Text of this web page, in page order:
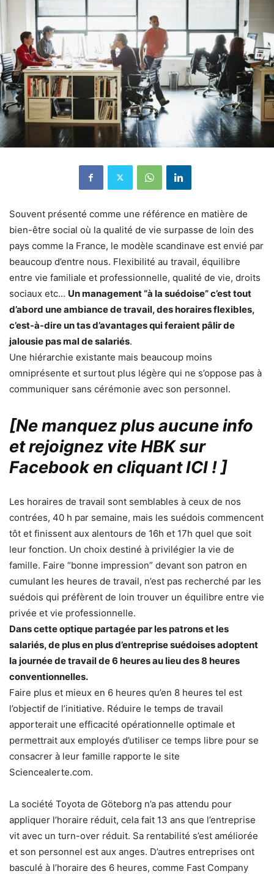
Souvent présenté comme une référence en matière de
bien-être social où la qualité de vie surpasse de loin des
pays comme la France, le modèle scandinave est envié par
beaucoup d’entre nous. Flexibilité au travail, équilibre
entre vie familiale et professionnelle, qualité de vie, droits
sociaux etc… Un management “à la suédoise” c’est tout
d’abord une ambiance de travail, des horaires flexibles,
c’est-à-dire un tas d’avantages qui feraient pâlir de
jalousie pas mal de salariés.
Une hiérarchie existante mais beaucoup moins
omniprésente et surtout plus légère qui ne s’oppose pas à
communiquer sans cérémonie avec son personnel.
[Ne manquez plus aucune info
et rejoignez vite HBK sur
Facebook en cliquant ICI !]
Les horaires de travail sont semblables à ceux de nos
contrées, 40 h par semaine, mais les suédois commencent
tôt et finissent aux alentours de 16h et 17h quel que soit
leur fonction. Un choix destiné à privilégier la vie de
famille. Faire “bonne impression” devant son patron en
cumulant les heures de travail, n’est pas recherché par les
suédois qui préfèrent de loin trouver un équilibre entre vie
privée et vie professionnelle.
Dans cette optique partagée par les patrons et les
salariés, de plus en plus d’entreprise suédoises adoptent
la journée de travail de 6 heures au lieu des 8 heures
conventionnelles.
Faire plus et mieux en 6 heures qu’en 8 heures tel est
l’objectif de l’initiative. Réduire le temps de travail
apporterait une efficacité opérationnelle optimale et
permettrait aux employés d’utiliser ce temps libre pour se
consacrer à leur famille rapporte le site
Sciencealerte.com.
La société Toyota de Göteborg n’a pas attendu pour
appliquer l’horaire réduit, cela fait 13 ans que l’entreprise
vit avec un turn-over réduit. Sa rentabilité s’est améliorée
et son personnel est aux anges. D’autres entreprises ont
basculé à l’horaire des 6 heures, comme Fast Company